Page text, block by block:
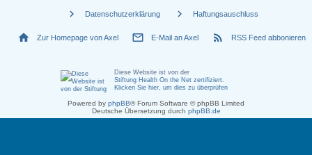
chevron_right Datenschutzerklärung chevron_right Haftungsauschluss
home Zur Homepage von Axel mail_outline E-Mail an Axel rss_feed RSS Feed abbonieren
Diese Website ist von der
Stiftung Health On the Net zertifiziert
Klicken Sie hier, um dies zu überprüfen
Powered by phpBB® Forum Software © phpBB Limited
Deutsche Übersetzung durch phpBB.de